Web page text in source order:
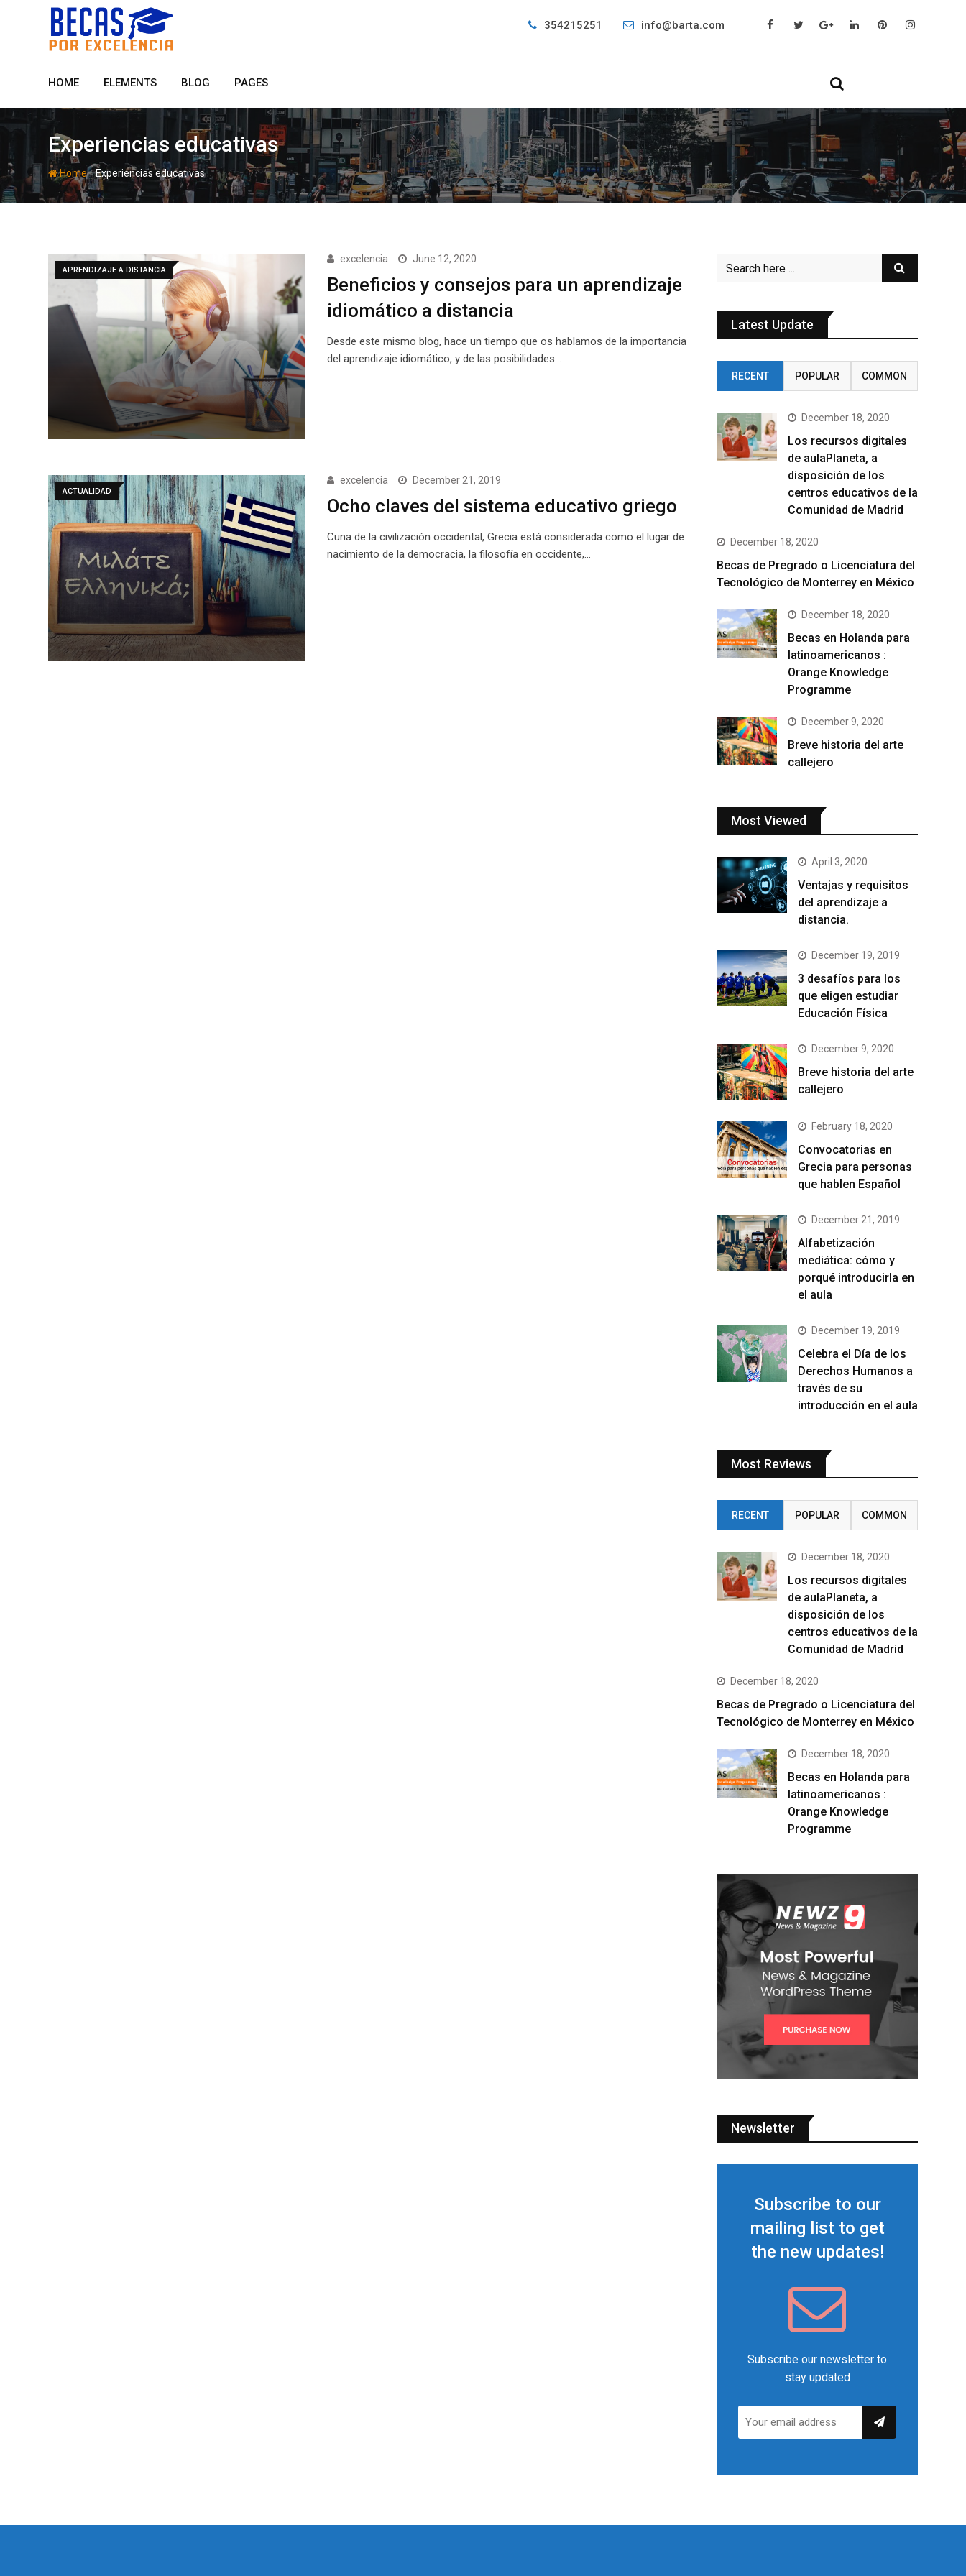
354215251 info@barta.com
HOME ELEMENTS BLOG PAGES
Experiencias educativas
Home-Experiencias educativas
APRENDIZAJE A DISTANCIA
excelencia June 12, 2020
Beneficios y consejos para un aprendizaje
idiomático a distancia
Desde este mismo blog, hace un tiempo que os hablamos de la importancia
del aprendizaje idiomático, y de las posibilidades…
ACTUALIDAD
excelencia December 21, 2019
Ocho claves del sistema educativo griego
Cuna de la civilización occidental, Grecia está considerada como el lugar de
nacimiento de la democracia, la filosofía en occidente,…
Latest Update
RECENT POPULAR COMMON
December 18, 2020
Los recursos digitales
de aulaPlaneta, a
disposición de los
centros educativos de la
Comunidad de Madrid
December 18, 2020
Becas de Pregrado o Licenciatura del
Tecnológico de Monterrey en México
December 18, 2020
Becas en Holanda para
latinoamericanos :
Orange Knowledge
Programme
December 9, 2020
Breve historia del arte
callejero
Most Viewed
April 3, 2020
Ventajas y requisitos
del aprendizaje a
distancia.
December 19, 2019
3 desafíos para los
que eligen estudiar
Educación Física
December 9, 2020
Breve historia del arte
callejero
February 18, 2020
Convocatorias en
Grecia para personas
que hablen Español
December 21, 2019
Alfabetización
mediática: cómo y
porqué introducirla en
el aula
December 19, 2019
Celebra el Día de los
Derechos Humanos a
través de su
introducción en el aula
Most Reviews
RECENT POPULAR COMMON
December 18, 2020
Los recursos digitales
de aulaPlaneta, a
disposición de los
centros educativos de la
Comunidad de Madrid
December 18, 2020
Becas de Pregrado o Licenciatura del
Tecnológico de Monterrey en México
December 18, 2020
Becas en Holanda para
latinoamericanos :
Orange Knowledge
Programme
Newsletter
Subscribe to our
mailing list to get
the new updates!
Subscribe our newsletter to
stay updated